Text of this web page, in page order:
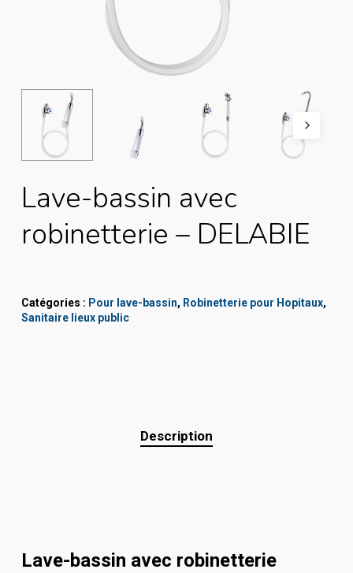
Lave-bassin avec
robinetterie – DELABIE
Catégories : Pour lave-bassin, Robinetterie pour Hopitaux,
Sanitaire lieux public
Description
Lave-bassin avec robinetterie